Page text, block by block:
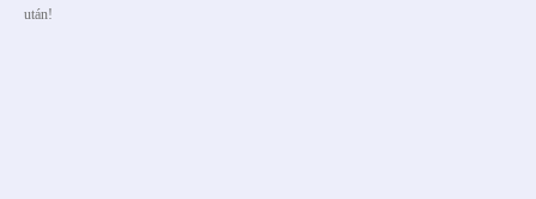
után!